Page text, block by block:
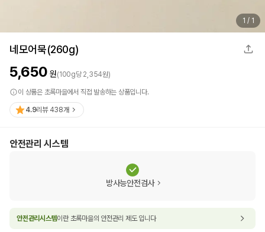
1 / 1
네모어묵(260g)
5,650 원(100g당 2,354원)
이 상품은 초록마을에서 직접 발송하는 상품입니다.
4.9리뷰 438개
안전관리 시스템
방사능안전검사
안전관리시스템이란 초록마을의 안전관리 제도 입니다